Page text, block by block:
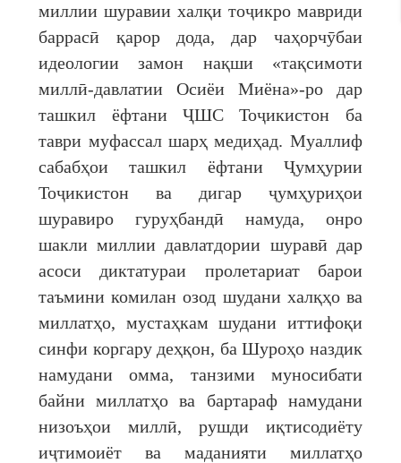
миллии шуравии халқи тоҷикро мавриди
баррасӣ қарор дода, дар чаҳорчӯбаи
идеологии замон нақши «тақсимоти
миллӣ-давлатии Осиёи Миёна»-ро дар
ташкил ёфтани ҶШС Тоҷикистон ба
таври муфассал шарҳ медиҳад. Муаллиф
сабабҳои ташкил ёфтани Ҷумҳурии
Тоҷикистон ва дигар ҷумҳуриҳои
шуравиро гуруҳбандӣ намуда, онро
шакли миллии давлатдории шуравӣ дар
асоси диктатураи пролетариат барои
таъмини комилан озод шудани халқҳо ва
миллатҳо, мустаҳкам шудани иттифоқи
синфи коргару деҳқон, ба Шуроҳо наздик
намудани омма, танзими муносибати
байни миллатҳо ва бартараф намудани
низоъҳои миллӣ, рушди иқтисодиёту
иҷтимоиёт ва маданияти миллатҳо